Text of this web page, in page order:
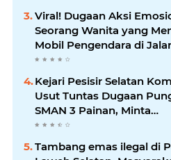
MERAJALELA
Viral! Dugaan Aksi
Seorang Wanita yang
Mobil Pengendara di
Khatib Sulaiman
Kejari Pesisir Selatan
Usut Tuntas Dugaan
SMAN 3 Painan, Minta
Inspektorat Sumbar
Pemeriksaan
Tambang emas ilegal di